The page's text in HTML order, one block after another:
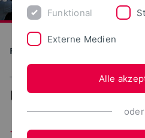
PROFuture
...
Funktional
Externe Medien
Alle
oder